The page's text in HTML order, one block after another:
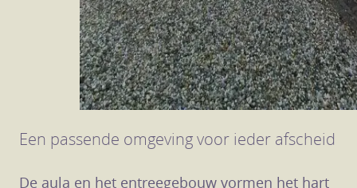
Een passende omgeving voor ieder afscheid
De aula en het entreegebouw vormen het hart